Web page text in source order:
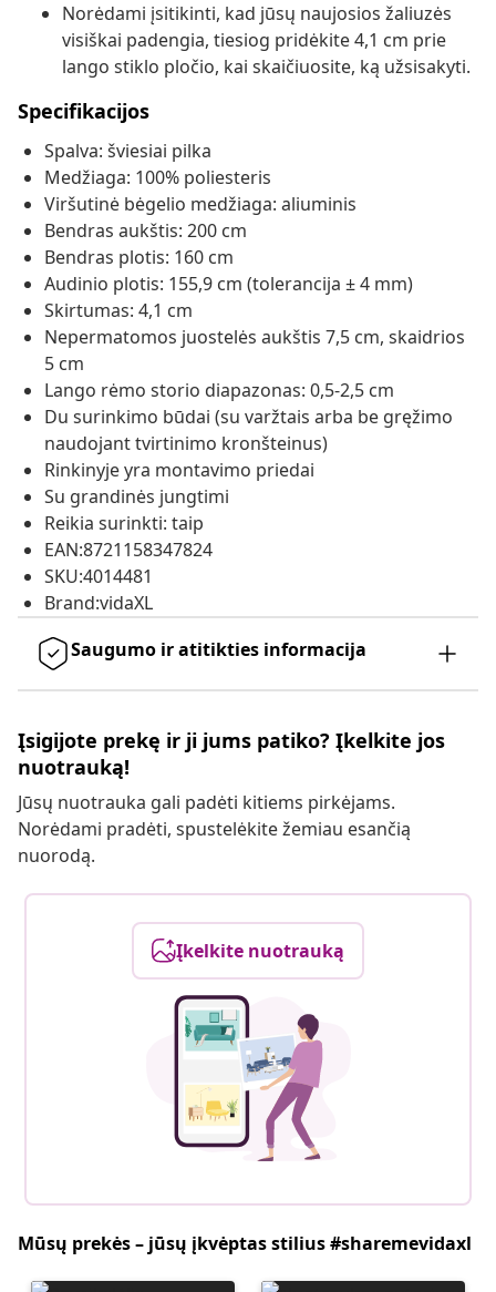
Norėdami įsitikinti, kad jūsų naujosios žaliuzės
visiškai padengia, tiesiog pridėkite 4,1 cm prie
lango stiklo pločio, kai skaičiuosite, ką užsisakyti.
Specifikacijos
Spalva: šviesiai pilka
Medžiaga: 100% poliesteris
Viršutinė bėgelio medžiaga: aliuminis
Bendras aukštis: 200 cm
Bendras plotis: 160 cm
Audinio plotis: 155,9 cm (tolerancija ± 4 mm)
Skirtumas: 4,1 cm
Nepermatomos juostelės aukštis 7,5 cm, skaidrios
5 cm
Lango rėmo storio diapazonas: 0,5-2,5 cm
Du surinkimo būdai (su varžtais arba be gręžimo
naudojant tvirtinimo kronšteinus)
Rinkinyje yra montavimo priedai
Su grandinės jungtimi
Reikia surinkti: taip
EAN:8721158347824
SKU:4014481
Brand:vidaXL
Saugumo ir atitikties informacija
Įsigijote prekę ir ji jums patiko? Įkelkite jos
nuotrauką!
Jūsų nuotrauka gali padėti kitiems pirkėjams.
Norėdami pradėti, spustelėkite žemiau esančią
nuorodą.
Įkelkite nuotrauką
Mūsų prekės – jūsų įkvėptas stilius #sharemevidaxl